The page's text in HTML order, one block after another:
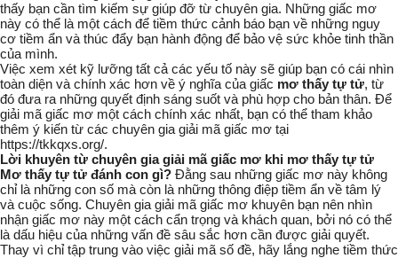
thấy bạn cần tìm kiếm sự giúp đỡ từ chuyên gia. Những giấc mơ
này có thể là một cách để tiềm thức cảnh báo bạn về những nguy
cơ tiềm ẩn và thúc đẩy bạn hành động để bảo vệ sức khỏe tinh thần
của mình.
Việc xem xét kỹ lưỡng tất cả các yếu tố này sẽ giúp bạn có cái nhìn
toàn diện và chính xác hơn về ý nghĩa của giấc mơ thấy tự tử, từ
đó đưa ra những quyết định sáng suốt và phù hợp cho bản thân. Để
giải mã giấc mơ một cách chính xác nhất, bạn có thể tham khảo
thêm ý kiến từ các chuyên gia giải mã giấc mơ tại
https://tkkqxs.org/.
Lời khuyên từ chuyên gia giải mã giấc mơ khi mơ thấy tự tử
Mơ thấy tự tử đánh con gì? Đằng sau những giấc mơ này không
chỉ là những con số mà còn là những thông điệp tiềm ẩn về tâm lý
và cuộc sống. Chuyên gia giải mã giấc mơ khuyên bạn nên nhìn
nhận giấc mơ này một cách cẩn trọng và khách quan, bởi nó có thể
là dấu hiệu của những vấn đề sâu sắc hơn cần được giải quyết.
Thay vì chỉ tập trung vào việc giải mã số đề, hãy lắng nghe tiềm thức